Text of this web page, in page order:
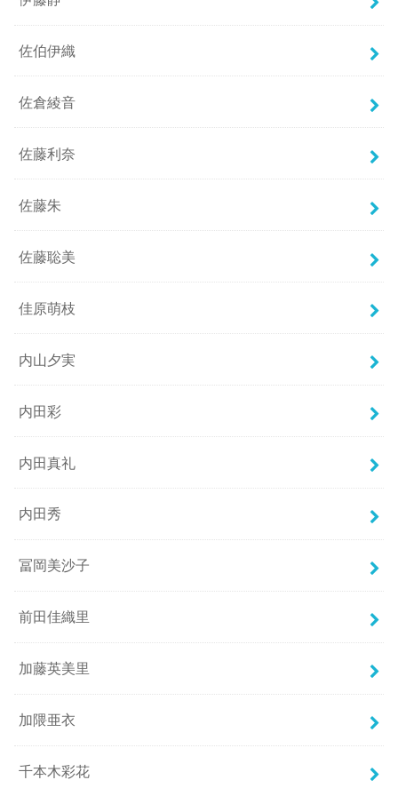
佐伯伊織
佐倉綾音
佐藤利奈
佐藤朱
佐藤聡美
佳原萌枝
内山夕実
内田彩
内田真礼
内田秀
冨岡美沙子
前田佳織里
加藤英美里
加隈亜衣
千本木彩花